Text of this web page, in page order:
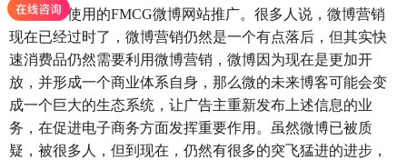
二，使用的FMCG微博网站推广。很多人说，微博营销
现在已经过时了，微博营销仍然是一个有点落后，但其实快
速消费品仍然需要利用微博营销，微博因为现在是更加开
放，并形成一个商业体系自身，那么微的未来博客可能会变
成一个巨大的生态系统，让广告主重新发布上述信息的业
务，在促进电子商务方面发挥重要作用。虽然微博已被质
疑，被很多人，但到现在，仍然有很多的突飞猛进的进步，